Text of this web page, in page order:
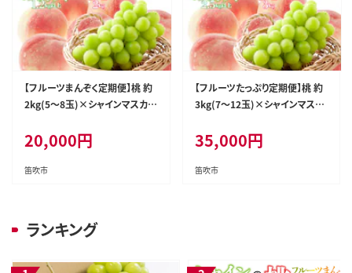
【フルーツまんぞく定期便】桃 約
2kg(5～8玉)×シャインマスカッ
20,000円
笛吹市
【フルーツたっぷり定期便】桃 約
3kg(7～12玉)×シャインマスカ
6
35,000円
笛吹市
ランキング